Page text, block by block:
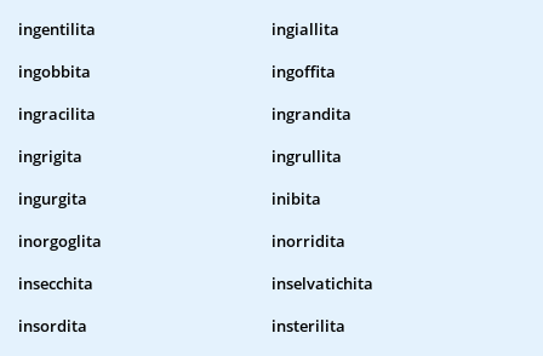
ingentilita
ingiallita
ingobbita
ingoffita
ingracilita
ingrandita
ingrigita
ingrullita
ingurgita
inibita
inorgoglita
inorridita
insecchita
inselvatichita
insordita
insterilita